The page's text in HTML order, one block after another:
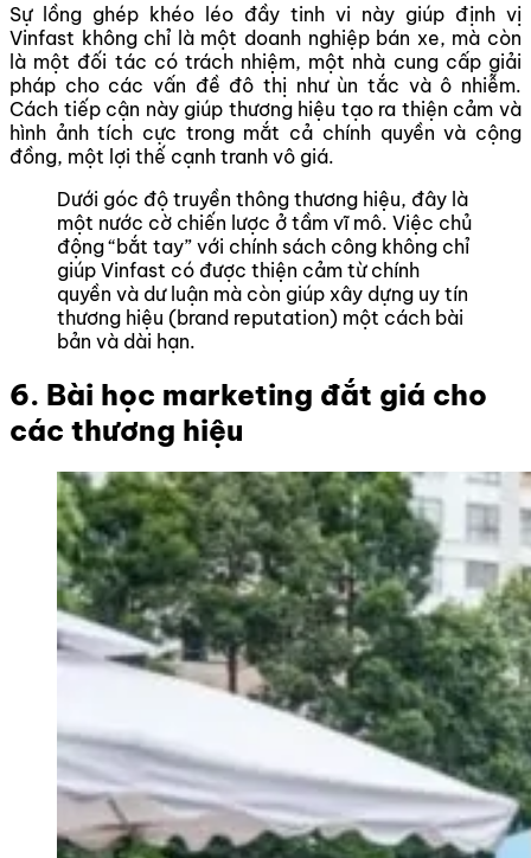
Sự lồng ghép khéo léo đầy tinh vi này giúp định vị
Vinfast không chỉ là một doanh nghiệp bán xe, mà còn
là một đối tác có trách nhiệm, một nhà cung cấp giải
pháp cho các vấn đề đô thị như ùn tắc và ô nhiễm.
Cách tiếp cận này giúp thương hiệu tạo ra thiện cảm và
hình ảnh tích cực trong mắt cả chính quyền và cộng
đồng, một lợi thế cạnh tranh vô giá.
Dưới góc độ truyền thông thương hiệu, đây là
một nước cờ chiến lược ở tầm vĩ mô. Việc chủ
động “bắt tay” với chính sách công không chỉ
giúp Vinfast có được thiện cảm từ chính
quyền và dư luận mà còn giúp xây dựng uy tín
thương hiệu (brand reputation) một cách bài
bản và dài hạn.
6. Bài học marketing đắt giá cho
các thương hiệu